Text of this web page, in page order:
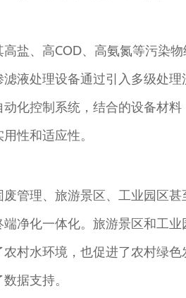
盐、高COD、高氨氮等污染
液处理设备通过引入多级处
化控制系统，结合的设备材
性和适应性。
管理、旅游景区、工业园区
净化一体化。旅游景区和工
村水环境，也促进了农村绿
据支持。